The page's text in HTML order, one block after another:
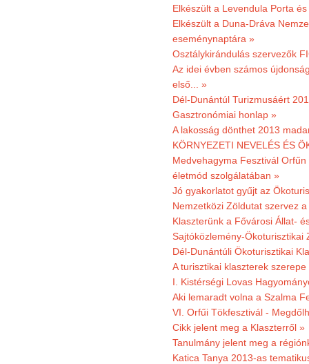
Elkészült a Levendula Porta
Elkészült a Duna-Dráva
eseménynaptára »
Osztálykirándulás szervezők
Az idei évben számos
első... »
Dél-Dunántúl Turizmusáért
Gasztronómiai honlap »
A lakosság dönthet 2013
KÖRNYEZETI NEVELÉS ÉS
Medvehagyma Fesztivál
életmód szolgálatában »
Jó gyakorlatot gyűjt az
Nemzetközi Zöldutat szervez
Klaszterünk a Fővárosi Állat-
Sajtóközlemény-Ökoturisztikai
Dél-Dunántúli Ökoturisztikai
A turisztikai klaszterek
I. Kistérségi Lovas
Aki lemaradt volna a Szalma
VI. Orfűi Tökfesztivál -
Cikk jelent meg a Klaszterről »
Tanulmány jelent meg a
Katica Tanya 2013-as